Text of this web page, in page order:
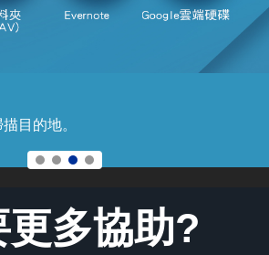
目的地。
更多協助?